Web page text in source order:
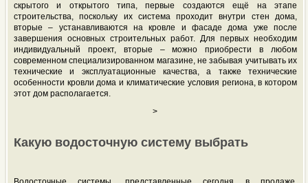
скрытого и открытого типа, первые создаются ещё на этапе
строительства, поскольку их система проходит внутри стен дома,
вторые – устанавливаются на кровле и фасаде дома уже после
завершения основных строительных работ. Для первых необходим
индивидуальный проект, вторые – можно приобрести в любом
современном специализированном магазине, не забывая учитывать их
технические и эксплуатационные качества, а также технические
особенности кровли дома и климатические условия региона, в котором
этот дом располагается.
>
Какую водосточную систему выбрать